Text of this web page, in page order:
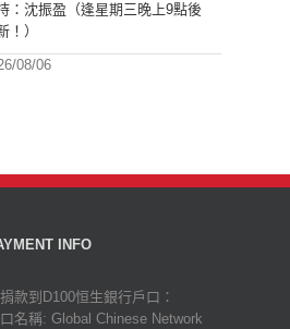
：沈振盈（逢星期三晚上9點後
！）
08/06
INFO
款到D100恒生銀行戶口：
名稱: Global Chinese Network